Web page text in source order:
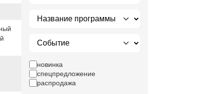
новинка
спецпредложение
распродажа